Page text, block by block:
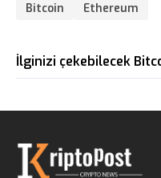
Bitcoin Ethereum
İlginizi çekebilecek